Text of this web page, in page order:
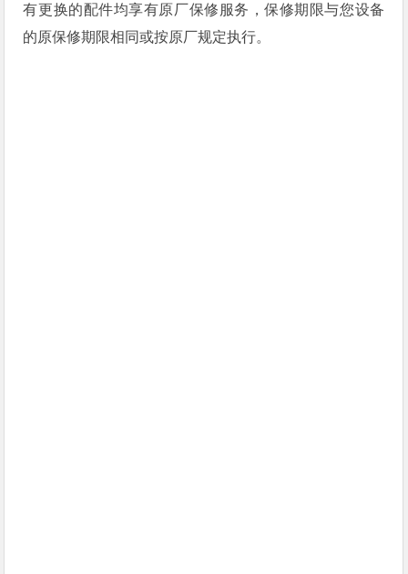
有更换的配件均享有原厂保修服务，保修期限与您设备
的原保修期限相同或按原厂规定执行。